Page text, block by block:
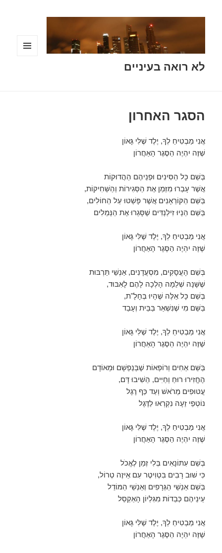
לא רואה בעיניים
הסגר האחרון
אֲנִי מַבְטִיחַ לְךָ, יֶלֶד שֶׁלִּי גָּאוֹן
שֶׁזֶּה יִהְיֶה הַסֶּגֶר הָאַחֲרוֹן
בְּשֵׁם כָּל הַסִּינִים וּפְנֵיהֶם הַהֲדוּקוֹת
אֲשֶׁר עָבְרוּ מִזְּמַן אֶת הַסְּגִירוֹת וְהַשְּׁחִיקוֹת,
בַּשֵּׁם הַקּוֹרֵאָנִים אֲשֶׁר פָּשְׁטוּ עַל הַחוֹלִים,
בַּשֵּׁם הַנְיוּ זִילַנְדִּים שֶׁסָּגְרוּ אֶת הַנְּמֵלִים
אֲנִי מַבְטִיחַ לְךָ, יֶלֶד שֶׁלִּי גָּאוֹן
שֶׁזֶּה יִהְיֶה הַסֶּגֶר הָאַחֲרוֹן
בְּשֵׁם הָעֲסָקִים, מִסְעֲדָנִים, אַנְשֵׁי תַּרְבּוּת
שֶׁשָּׁנָה שְׁלֵמָה הָלְכָה לָהֶם לָאִבּוּד,
בְּשֵׁם כָּל אֵלֶּה שֶׁהָיוּ בְּחָלָ"ת,
בַּשֵּׁם מִי שֶׁנִּשְׁאַר בַּבַּיִת וְעָבַד
אֲנִי מַבְטִיחַ לְךָ, יֶלֶד שֶׁלִּי גָּאוֹן
שֶׁזֶּה יִהְיֶה הַסֶּגֶר הָאַחֲרוֹן
בַּשֵּׁם אַחִים וְרוֹפְאוֹת שֶׁבְּנַפְשָׁם וּמְאוֹדָם
הֶחֱזִירוּ רוּחַ וְחַיִּים, הֵשִׁיבוּ דָּם,
עֲטוּפִים מֵרֹאשׁ וְעַד כַּף רֶגֶל
נוֹטְפֵי זֵעָה נִקְרְאוּ לַדֶּגֶל
אֲנִי מַבְטִיחַ לְךָ, יֶלֶד שֶׁלִּי גָּאוֹן
שֶׁזֶּה יִהְיֶה הַסֶּגֶר הָאַחֲרוֹן
בְּשֵׁם עִתּוֹנָאִים בְּלִי זְמַן לֶאֱכֹל
כִּי שׁוּב רָבִים בִּטְוִיטֶר עִם אֵיזֶה טְרוֹל,
בְּשֵׁם אַנְשֵׁי הַגְּרָפִים וְאַנְשֵׁי הַמּוֹדֵל
עֵינֵיהֶם כְּבֵדוֹת מִגִּלְיוֹן הָאַקְסֵל
אֲנִי מַבְטִיחַ לְךָ, יֶלֶד שֶׁלִּי גָּאוֹן
שֶׁזֶּה יִהְיֶה הַסֶּגֶר הָאַחֲרוֹן